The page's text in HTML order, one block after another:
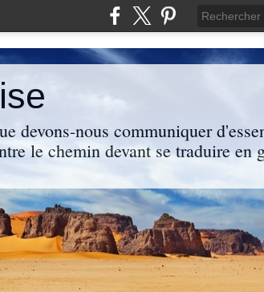
devons-nous communiquer
le chemin devant se traduire en